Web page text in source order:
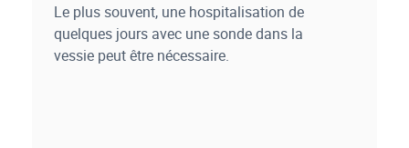
Le plus souvent, une hospitalisation de
quelques jours avec une sonde dans la
vessie peut être nécessaire.